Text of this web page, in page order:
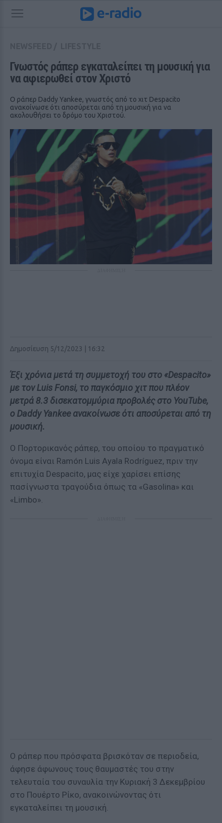
Γνωστός ράπερ εγκαταλείπει τη μουσική για
να αφιερωθεί στον Χριστό
Ο ράπερ Daddy Yankee, γνωστός από το χιτ Despacito
ανακοίνωσε ότι αποσύρεται από τη μουσική για να
ακολουθήσει το δρόμο του Χριστού.
Δημοσίευση 5/12/2023 | 16:32
Έξι χρόνια μετά τη συμμετοχή του στο «Despacito»
με τον Luis Fonsi, το παγκόσμιο χιτ που πλέον
μετρά 8.3 δισεκατομμύρια προβολές στο YouTube,
ο Daddy Yankee ανακοίνωσε ότι αποσύρεται από τη
μουσική.
Ο Πορτορικανός ράπερ, του οποίου το πραγματικό
όνομα είναι Ramón Luis Ayala Rodríguez, πριν την
επιτυχία Despacito, μας είχε χαρίσει επίσης
πασίγνωστα τραγούδια όπως τα «Gasolina» και
«Limbo».
Ο ράπερ που πρόσφατα βρισκόταν σε περιοδεία,
άφησε άφωνους τους θαυμαστές του στην
τελευταία του συναυλία την Κυριακή 3 Δεκεμβρίου
στο Πουέρτο Ρίκο, ανακοινώνοντας ότι
εγκαταλείπει τη μουσική.